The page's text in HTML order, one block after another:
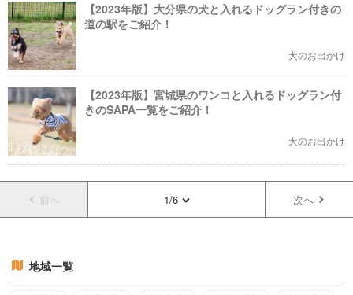
【2023年版】大分県の犬と入れるドッグラン付きの
道の駅をご紹介！
犬のお出かけ
【2023年版】宮城県のワンコと入れるドッグラン付
きのSAPA一覧をご紹介！
犬のお出かけ
前へ 1/6 次へ
地域一覧